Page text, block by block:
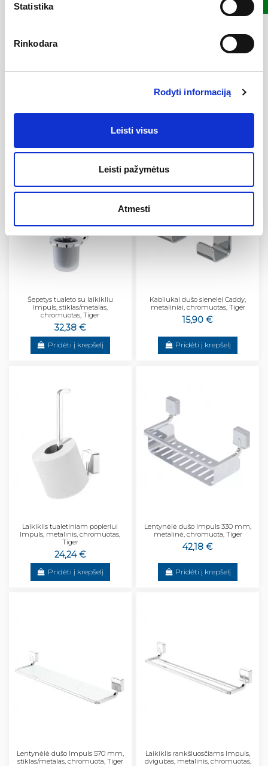
Statistika
Rinkodara
Rodyti informaciją
Leisti visus
Leisti pažymėtus
Atmesti
metalinis, chromuotas, Tiger
Šepetys tualeto su laikikliu
Impuls, stiklas/metalas,
chromuotas, Tiger
32,38 €
Pridėti į krepšelį
Kabliukai dušo sienelei Caddy,
metaliniai, chromuotas, Tiger
15,90 €
Pridėti į krepšelį
Laikiklis tualetiniam popieriui
Impuls, metalinis, chromuotas,
Tiger
24,24 €
Pridėti į krepšelį
Lentynėlė dušo Impuls 330 mm,
metalinė, chromuota, Tiger
42,18 €
Pridėti į krepšelį
Lentynėlė dušo Impuls 570 mm,
stiklas/metalas, chromuota, Tiger
Laikiklis rankšluosčiams Impuls,
dvigubas, metalinis, chromuotas,